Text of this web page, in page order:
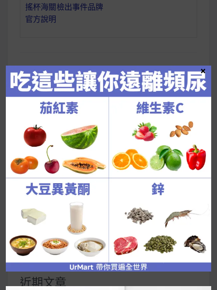
搖杯海關檢出事件品牌
官方說明
文
章
覽
一直想去廁所？吃這
些讓你揮別頻尿困
擾！
UrMart 為你打造理想生活
搜
尋
關
鍵
近期文章
×